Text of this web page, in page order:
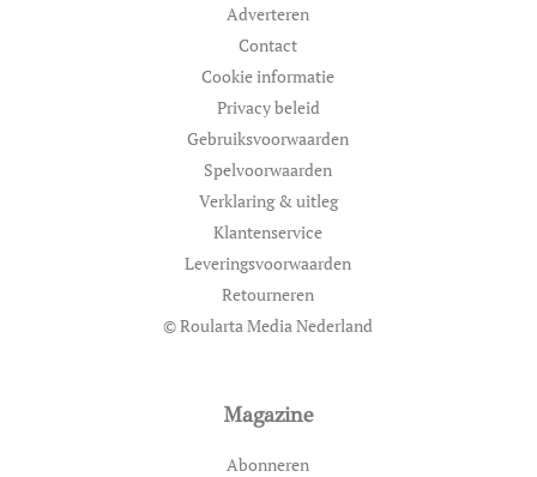
Adverteren
Contact
Cookie informatie
Privacy beleid
Gebruiksvoorwaarden
Spelvoorwaarden
Verklaring & uitleg
Klantenservice
Leveringsvoorwaarden
Retourneren
© Roularta Media Nederland
Magazine
Abonneren